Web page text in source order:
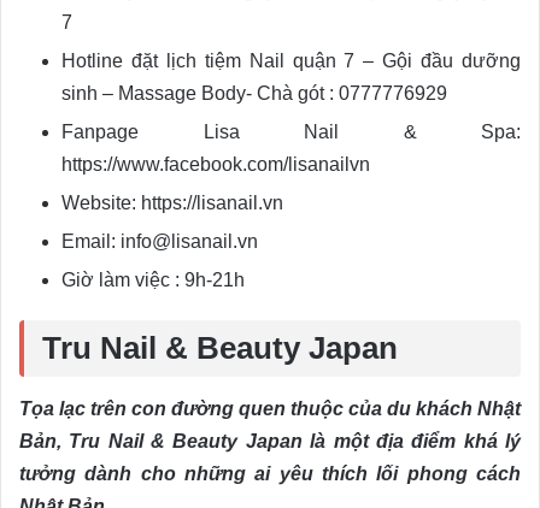
7
Hotline đặt lịch tiệm Nail quận 7 – Gội đầu dưỡng
sinh – Massage Body- Chà gót : 0777776929
Fanpage Lisa Nail & Spa:
https://www.facebook.com/lisanailvn
Website: https://lisanail.vn
Email: info@lisanail.vn
Giờ làm việc : 9h-21h
Tru Nail & Beauty Japan
Tọa lạc trên con đường quen thuộc của du khách Nhật
Bản, Tru Nail & Beauty Japan là một địa điểm khá lý
tưởng dành cho những ai yêu thích lối phong cách